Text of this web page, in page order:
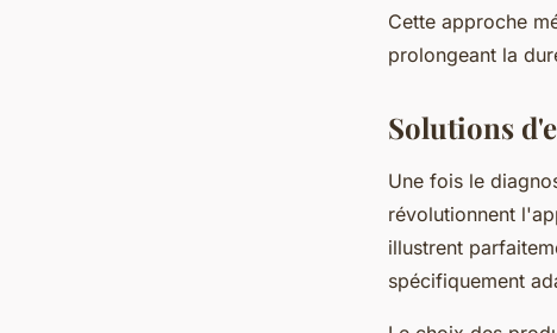
Cette approche
prolongeant la
Solutions
Une fois le
révolutionnent
illustrent
spécifiquement